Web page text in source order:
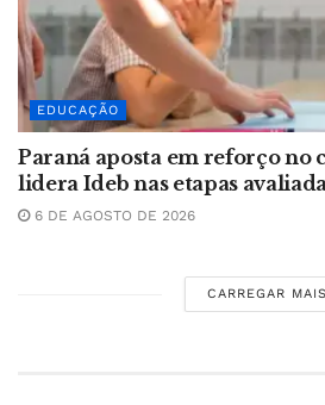
EDUCAÇÃO
Paraná aposta em reforço no
lidera Ideb nas etapas
6 DE AGOSTO DE 2026
CARREGAR MAIS